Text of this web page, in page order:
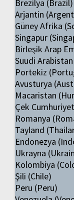
Brezilya (Brazil)
Arjantin
Güney Afrika
Singapur
Birleşik Arap
Suudi
Portekiz
Avusturya
Macaristan
Çek
Romanya
Tayland
Endonezya
Ukrayna
Kolombiya
Şili (Chile)
Peru (Peru)